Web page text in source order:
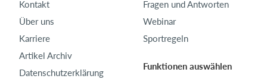
Kontakt
Über uns
Karriere
Artikel Archiv
Datenschutzerklärung
Fragen und Antworten
Webinar
Sportregeln
Funktionen auswählen